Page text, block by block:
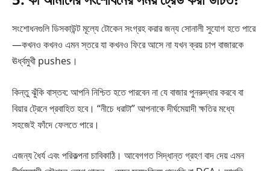
সংশোধনগুলি ডিসকাউন্ট মূল্যে টোকেন সংগ্রহ করার জন্য সোনালী সুযোগ হতে পারে
—কখনও কখনও এমন স্তরে যা কখনও ফিরে আসে না যখন ক্রয় চাপ বাজারকে
ঊর্ধ্বমুখী pushes।
কিন্তু ঝুঁকি বাস্তব: আপনি নিশ্চিত হতে পারবেন না যে বাজার পুনরুদ্ধার করবে বা
বিয়ার ট্রেনে প্রবাহিত হবে। “নীচে ধরাটা” আপনাকে দীর্ঘমেয়াদী ক্ষতির মধ্যে
সহজেই ফাঁদে ফেলতে পারে।
এজন্য ধৈর্য এবং পরিকল্পনা চাবিকাঠি। আবেগগত সিদ্ধান্ত গ্রহণ বাদ দেয় এমন